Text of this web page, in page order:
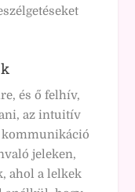
és ő felhív,
az intuitív
kommunikáció
jeleken,
ahol a lelkek